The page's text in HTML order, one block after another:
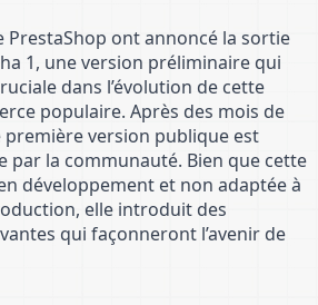
PrestaShop ont annoncé la sortie
1, une version préliminaire qui
dans l’évolution de cette
populaire. Après des mois de
version publique est
par la communauté. Bien que cette
développement et non adaptée à
elle introduit des
qui façonneront l’avenir de